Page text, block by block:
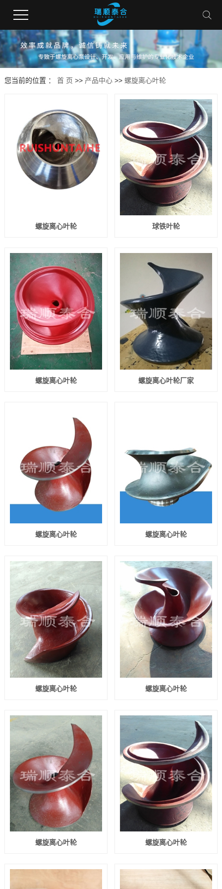
您当前的位置 ： 首 页 >> 产品中心>> 螺旋离心叶轮
螺旋离心叶轮 球铁叶轮
螺旋离心叶轮 螺旋离心叶轮厂家
螺旋离心叶轮 螺旋离心叶轮
螺旋离心叶轮 螺旋离心叶轮
螺旋离心叶轮 螺旋离心叶轮